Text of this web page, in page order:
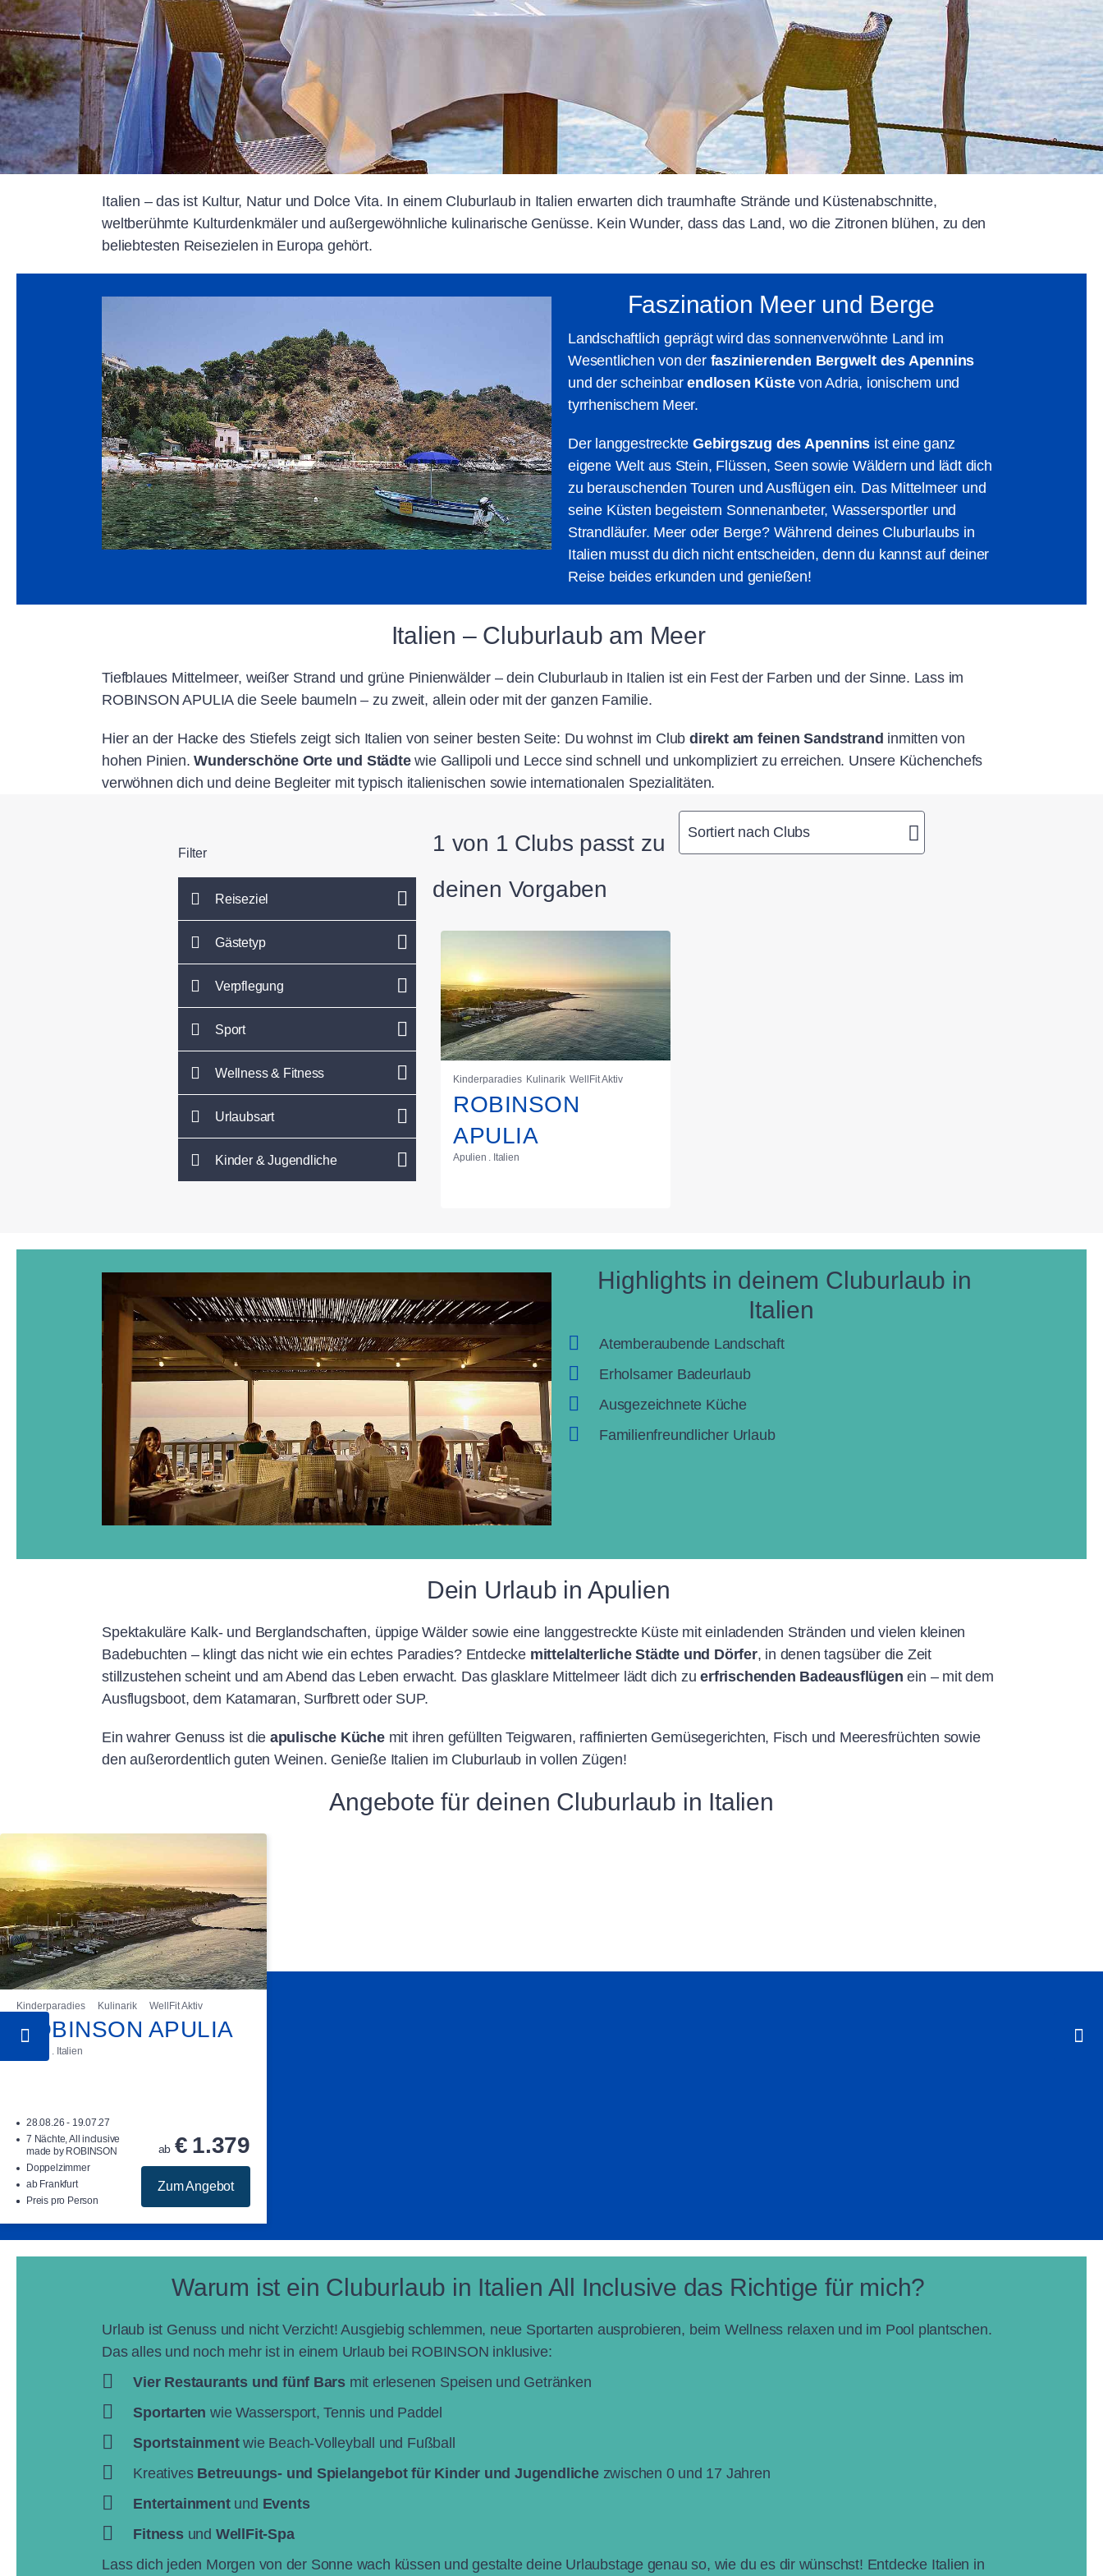
Italien – das ist Kultur, Natur und Dolce Vita. In einem Cluburlaub in Italien erwarten dich traumhafte Strände und Küstenabschnitte,
weltberühmte Kulturdenkmäler und außergewöhnliche kulinarische Genüsse. Kein Wunder, dass das Land, wo die Zitronen blühen, zu den
beliebtesten Reisezielen in Europa gehört.
Faszination Meer und Berge
Landschaftlich geprägt wird das sonnenverwöhnte Land im
Wesentlichen von der faszinierenden Bergwelt des Apennins
und der scheinbarendlosen Küstevon Adria, ionischem und
tyrrhenischem Meer.
Der langgestreckteGebirgszug des Apennins ist eine ganz
eigene Welt aus Stein, Flüssen, Seen sowie Wäldern und lädt dich
zu berauschenden Touren und Ausflügen ein. Das Mittelmeer und
seine Küsten begeistern Sonnenanbeter, Wassersportler und
Strandläufer. Meer oder Berge? Während deines Cluburlaubs in
Italien musst du dich nicht entscheiden, denn du kannst auf deiner
Reise beides erkunden und genießen!
Italien – Cluburlaub am Meer
Tiefblaues Mittelmeer, weißer Strand und grüne Pinienwälder – dein Cluburlaub in Italien ist ein Fest der Farben und der Sinne. Lass im
ROBINSON APULIA die Seele baumeln – zu zweit, allein oder mit der ganzen Familie.
Hier an der Hacke des Stiefels zeigt sich Italien von seiner besten Seite: Du wohnst im Club direkt am feinen Sandstrand inmitten von
hohen Pinien.Wunderschöne Orte und Städtewie Gallipoli und Lecce sind schnell und unkompliziert zu erreichen. Unsere Küchenchefs
verwöhnen dich und deine Begleiter mit typisch italienischen sowie internationalen Spezialitäten.
Filter
Reiseziel
Gästetyp
Verpflegung
Sport
Wellness & Fitness
Urlaubsart
Kinder & Jugendliche
1 von 1 Clubs passt zu
deinen Vorgaben
Sortiert nach Clubs
Kinderparadies Kulinarik WellFit Aktiv
ROBINSON
APULIA
Apulien . Italien
Highlights in deinem Cluburlaub in
Italien
Atemberaubende Landschaft
Erholsamer Badeurlaub
Ausgezeichnete Küche
Familienfreundlicher Urlaub
Dein Urlaub in Apulien
Spektakuläre Kalk- und Berglandschaften, üppige Wälder sowie eine langgestreckte Küste mit einladenden Stränden und vielen kleinen
Badebuchten – klingt das nicht wie ein echtes Paradies? Entdecke mittelalterliche Städte und Dörfer, in denen tagsüber die Zeit
stillzustehen scheint und am Abend das Leben erwacht. Das glasklare Mittelmeer lädt dich zuerfrischenden Badeausflügen ein – mit dem
Ausflugsboot, dem Katamaran, Surfbrett oder SUP.
Ein wahrer Genuss ist die apulische Küchemit ihren gefüllten Teigwaren, raffinierten Gemüsegerichten, Fisch und Meeresfrüchten sowie
den außerordentlich guten Weinen. Genieße Italien im Cluburlaub in vollen Zügen!
Angebote für deinen Cluburlaub in Italien
Kinderparadies Kulinarik WellFit Aktiv
ROBINSON APULIA
Apulien . Italien
28.08.26 - 19.07.27
7 Nächte, All inclusive
made by ROBINSON
Doppelzimmer
ab Frankfurt
Preis pro Person
ab € 1.379
Zum Angebot
Warum ist ein Cluburlaub in Italien All Inclusive das Richtige für mich?
Urlaub ist Genuss und nicht Verzicht! Ausgiebig schlemmen, neue Sportarten ausprobieren, beim Wellness relaxen und im Pool plantschen.
Das alles und noch mehr ist in einem Urlaub bei ROBINSON inklusive:
Vier Restaurants und fünf Bars mit erlesenen Speisen und Getränken
Sportarten wie Wassersport, Tennis und Paddel
Sportstainmentwie Beach-Volleyball und Fußball
Kreatives Betreuungs- und Spielangebot für Kinder und Jugendlichezwischen 0 und 17 Jahren
Entertainmentund Events
Fitnessund WellFit-Spa
Lass dich jeden Morgen von der Sonne wach küssen und gestalte deine Urlaubstage genau so, wie du es dir wünschst! Entdecke Italien in